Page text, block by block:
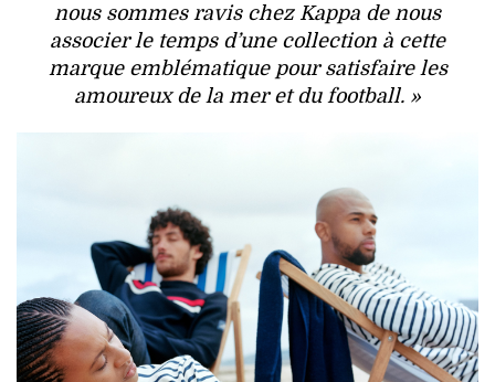
nous sommes ravis chez Kappa de nous
associer le temps d’une collection à cette
marque emblématique pour satisfaire les
amoureux de la mer et du football. »